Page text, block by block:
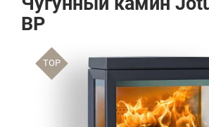
BP
TOP